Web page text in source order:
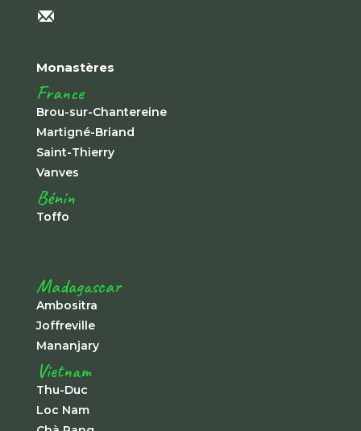
Monastères
France
Brou-sur-Chantereine
Martigné-Briand
Saint-Thierry
Vanves
Bénin
Toffo
Madagascar
Ambositra
Joffreville
Mananjary
Vietnam
Thu-Duc
Loc Nam